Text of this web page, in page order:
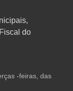
do
-feiras, das